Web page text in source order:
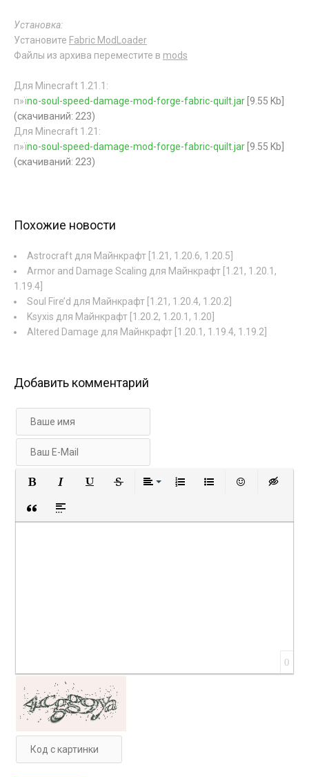
Установка:
Установите Fabric ModLoader
Файлы из архива переместите в mods
Для Minecraft 1.21.1:
п»їno-soul-speed-damage-mod-forge-fabric-quilt.jar [9.55 Kb]
(cкачиваний: 223)
Для Minecraft 1.21:
п»їno-soul-speed-damage-mod-forge-fabric-quilt.jar [9.55 Kb]
(cкачиваний: 223)
Похожие новости
Astrocraft для Майнкрафт [1.21, 1.20.6, 1.20.5]
Armor and Damage Scaling для Майнкрафт [1.21, 1.20.1,
1.19.4]
Soul Fire’d для Майнкрафт [1.21, 1.20.4, 1.20.2]
Ksyxis для Майнкрафт [1.20.2, 1.20.1, 1.20]
Altered Damage для Майнкрафт [1.20.1, 1.19.4, 1.19.2]
Добавить комментарий
Вставка цитаты
Вставка спойлера
0